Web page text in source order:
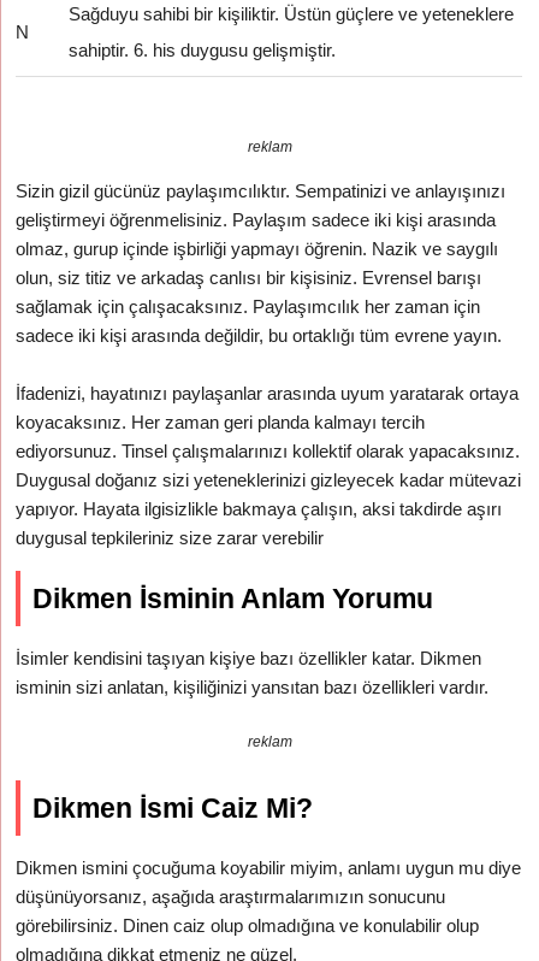
N
Sağduyu sahibi bir kişiliktir. Üstün güçlere ve yeteneklere
sahiptir. 6. his duygusu gelişmiştir.
reklam
Sizin gizil gücünüz paylaşımcılıktır. Sempatinizi ve anlayışınızı
geliştirmeyi öğrenmelisiniz. Paylaşım sadece iki kişi arasında
olmaz, gurup içinde işbirliği yapmayı öğrenin. Nazik ve saygılı
olun, siz titiz ve arkadaş canlısı bir kişisiniz. Evrensel barışı
sağlamak için çalışacaksınız. Paylaşımcılık her zaman için
sadece iki kişi arasında değildir, bu ortaklığı tüm evrene yayın.
İfadenizi, hayatınızı paylaşanlar arasında uyum yaratarak ortaya
koyacaksınız. Her zaman geri planda kalmayı tercih
ediyorsunuz. Tinsel çalışmalarınızı kollektif olarak yapacaksınız.
Duygusal doğanız sizi yeteneklerinizi gizleyecek kadar mütevazi
yapıyor. Hayata ilgisizlikle bakmaya çalışın, aksi takdirde aşırı
duygusal tepkileriniz size zarar verebilir
Dikmen İsminin Anlam Yorumu
İsimler kendisini taşıyan kişiye bazı özellikler katar. Dikmen
isminin sizi anlatan, kişiliğinizi yansıtan bazı özellikleri vardır.
reklam
Dikmen İsmi Caiz Mi?
Dikmen ismini çocuğuma koyabilir miyim, anlamı uygun mu diye
düşünüyorsanız, aşağıda araştırmalarımızın sonucunu
görebilirsiniz. Dinen caiz olup olmadığına ve konulabilir olup
olmadığına dikkat etmeniz ne güzel.